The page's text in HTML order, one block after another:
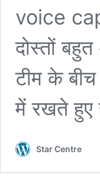
voice
दोस्तों
टीम के
में रखते
Star Centre